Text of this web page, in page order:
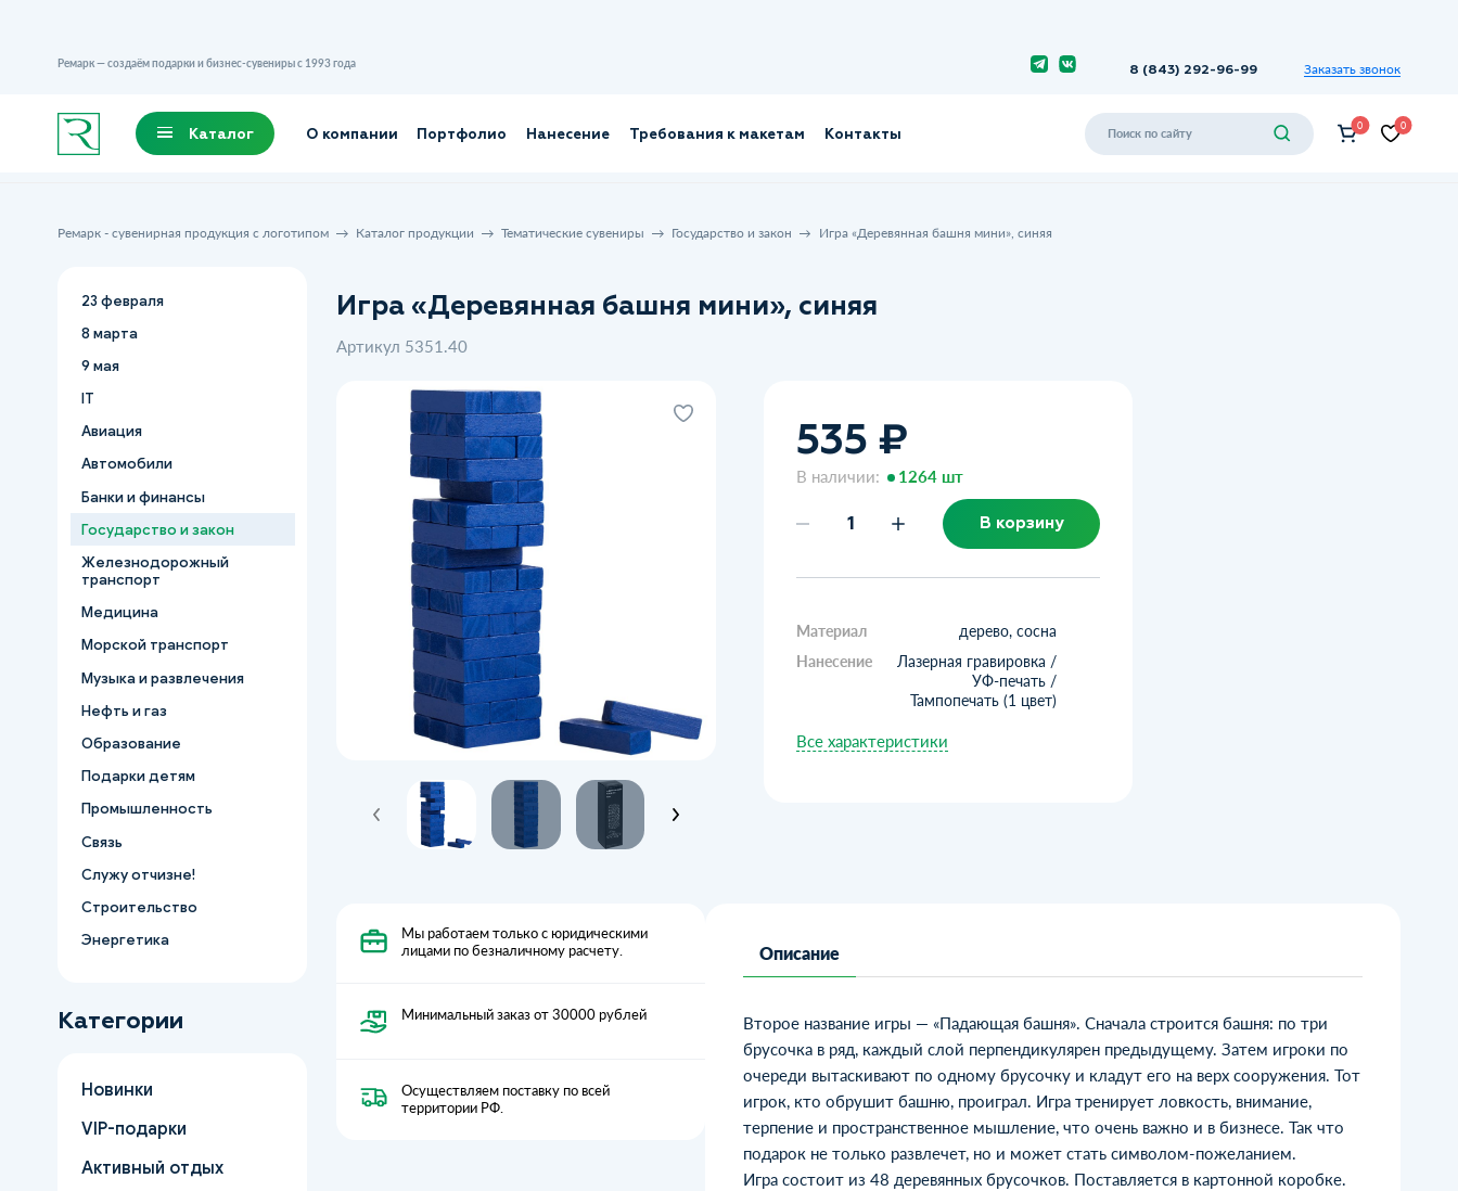
Ремарк — создаём подарки и бизнес-сувениры с 1993 года 8 (843) 292-96-99 Заказать звонок
Каталог О компании Портфолио Нанесение Требования к макетам Контакты 0 0
Ремарк - сувенирная продукция с логотипом Каталог продукции Тематические сувениры Государство и закон Игра «Деревянная башня мини», синяя
23 февраля
8 марта
9 мая
IT
Авиация
Автомобили
Банки и финансы
Государство и закон
Железнодорожный
транспорт
Медицина
Морской транспорт
Музыка и развлечения
Нефть и газ
Образование
Подарки детям
Промышленность
Связь
Служу отчизне!
Строительство
Энергетика
Категории
Новинки
VIP-подарки
Активный отдых
Игра «Деревянная башня мини», синяя
Артикул 5351.40
535 ₽
В наличии: 1264 шт
В корзину
Материал
дерево, сосна
Нанесение
Лазерная гравировка /
УФ-печать /
Тампопечать (1 цвет)
Все характеристики
Мы работаем только с юридическими
лицами по безналичному расчету.
Минимальный заказ от 30000 рублей
Осуществляем поставку по всей
территории РФ.
Описание
Второе название игры — «Падающая башня». Сначала строится башня: по три
брусочка в ряд, каждый слой перпендикулярен предыдущему. Затем игроки по
очереди вытаскивают по одному брусочку и кладут его на верх сооружения. Тот
игрок, кто обрушит башню, проиграл. Игра тренирует ловкость, внимание,
терпение и пространственное мышление, что очень важно и в бизнесе. Так что
подарок не только развлечет, но и может стать символом-пожеланием.
Игра состоит из 48 деревянных брусочков. Поставляется в картонной коробке.